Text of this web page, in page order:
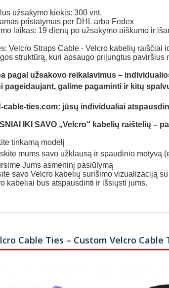
užsakymo kiekis: 300 vnt.
pristatymas per DHL arba Fedex
laikas: 19 dienų po užsakymo aiškumo ir
Velcro Straps Cable - Velcro kabelių raiščiai
struktūrą, kuri apsaugo prijungtus
pagal užsakovo reikalavimus –
pageidaujant, galime pagaminti ir kitų
cable-ties.com: jūsų individualiai
IKI SAVO „Velcro“ kabelių raištelių –
tinkamą modelį
mums savo užklausą ir spaudinio motyvą
Jums asmeninį pasiūlymą
savo Velcro kabelių surišimo vizualizaciją
kabeliai bus atspausdinti ir išsiųsti jums.
Cable Ties – Custom Velcro